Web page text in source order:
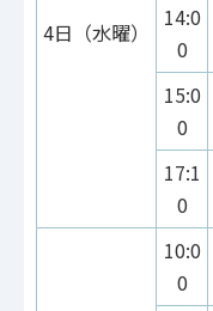
4日（水曜）
14:0
0
15:0
0
17:1
0
10:0
0